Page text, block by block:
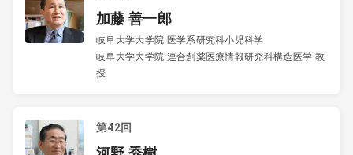
加藤 善一郎
岐阜大学大学院 医学系研究科小児科学
岐阜大学大学院 連合創薬医療情報研究科構造医学 教
授
第42回